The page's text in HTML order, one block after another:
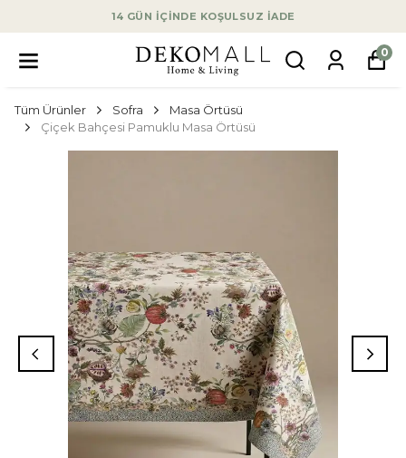
14 GÜN İÇİNDE KOŞULSUZ İADE
0
Tüm Ürünler Sofra
Masa Örtüsü
Çiçek Bahçesi Pamuklu Masa Örtüsü